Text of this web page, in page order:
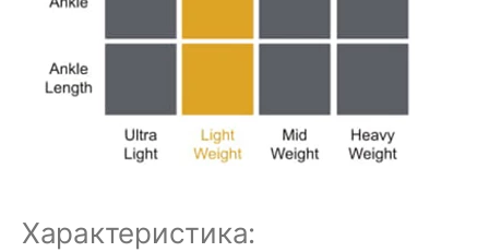
Характеристика: